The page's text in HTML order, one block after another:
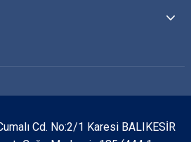
Cd. No:2/1 Karesi BALIKESİR